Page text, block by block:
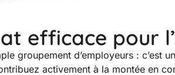
efficace pour
groupement d’employeurs :
activement à la montée en